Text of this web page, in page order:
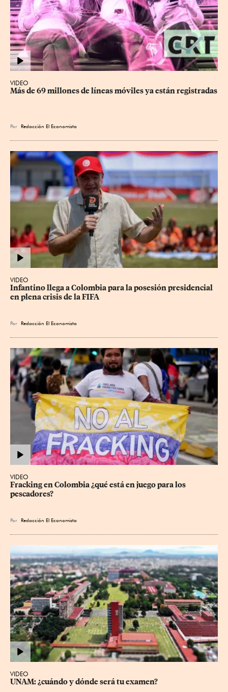
VIDEO
Más de 69 millones de líneas móviles ya están registradas
Por Redacción El Economista
VIDEO
Infantino llega a Colombia para la posesión presidencial
en plena crisis de la FIFA
Por Redacción El Economista
VIDEO
Fracking en Colombia ¿qué está en juego para los
pescadores?
Por Redacción El Economista
VIDEO
UNAM: ¿cuándo y dónde será tu examen?